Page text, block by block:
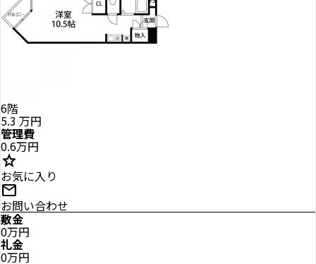
6階
5.3 万円
管理費
0.6万円
star
お気に入り
mail
お問い合わせ
敷金
0万円
礼金
0万円